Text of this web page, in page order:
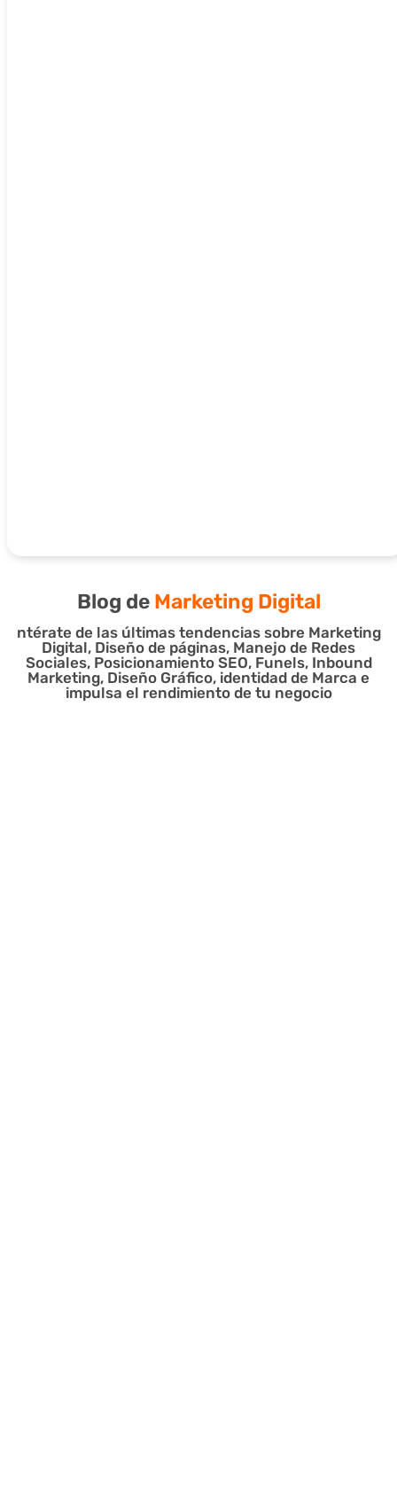
Blog de Marketing Digital
ntérate de las últimas tendencias sobre Marketing
Digital, Diseño de páginas, Manejo de Redes
Sociales, Posicionamiento SEO, Funels, Inbound
Marketing, Diseño Gráfico, identidad de Marca e
impulsa el rendimiento de tu negocio